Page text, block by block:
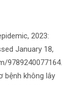
2023:
January 18,
9789240077164.
bệnh không lây